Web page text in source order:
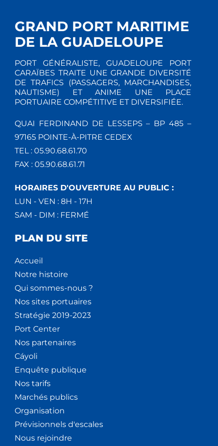
GRAND PORT MARITIME
DE LA GUADELOUPE
PORT GÉNÉRALISTE, GUADELOUPE PORT
CARAÏBES TRAITE UNE GRANDE DIVERSITÉ
DE TRAFICS (PASSAGERS, MARCHANDISES,
NAUTISME) ET ANIME UNE PLACE
PORTUAIRE COMPÉTITIVE ET DIVERSIFIÉE.
QUAI FERDINAND DE LESSEPS – BP 485 –
97165 POINTE-À-PITRE CEDEX
TEL : 05.90.68.61.70
FAX : 05.90.68.61.71
HORAIRES D'OUVERTURE AU PUBLIC :
LUN - VEN : 8H - 17H
SAM - DIM : FERMÉ
PLAN DU SITE
Accueil
Notre histoire
Qui sommes-nous ?
Nos sites portuaires
Stratégie 2019-2023
Port Center
Nos partenaires
Cáyoli
Enquête publique
Nos tarifs
Marchés publics
Organisation
Prévisionnels d'escales
Nous rejoindre